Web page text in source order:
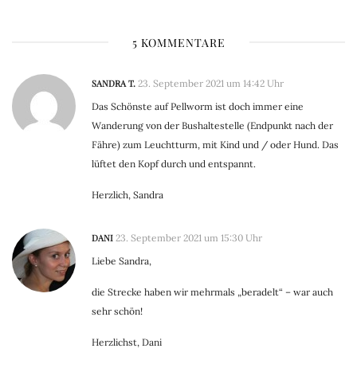
5 KOMMENTARE
SANDRA T. 23. September 2021 um 14:42 Uhr
Das Schönste auf Pellworm ist doch immer eine
Wanderung von der Bushaltestelle (Endpunkt nach der
Fähre) zum Leuchtturm, mit Kind und / oder Hund. Das
lüftet den Kopf durch und entspannt.
Herzlich, Sandra
DANI 23. September 2021 um 15:30 Uhr
Liebe Sandra,
die Strecke haben wir mehrmals „beradelt“ – war auch
sehr schön!
Herzlichst, Dani